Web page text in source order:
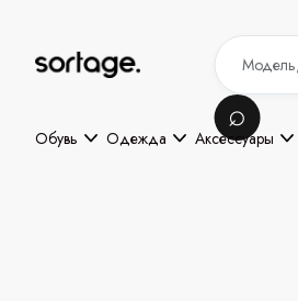
Обувь Одежда Аксессуары